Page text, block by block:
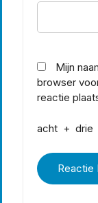
Mijn
browser
reactie
acht + drie